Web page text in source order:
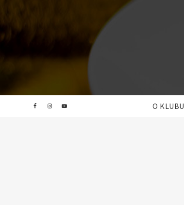
O KLUBU